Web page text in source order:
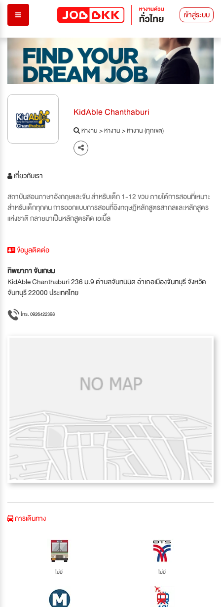
เข้าสู่ระบบ
KidAble Chanthaburi
หางาน>หางาน>หางาน (ทุกเขต)
เกี่ยวกับเรา
สถาบันสอนภาษาอังกฤษและจีน สำหรับเด็ก 1-12 ขวบ ภายใต้การสอนที่เหมาะ
สำหรับเด็กทุกคน การออกแบบการสอนที่อิงทฤษฏีหลักสูตรสากลและหลักสูตร
แห่งชาติ กลายมาเป็นหลักสูตรคิด เอเบิ้ล
ข้อมูลติดต่อ
ทิพยาภา จันเกษม
KidAble Chanthaburi 236 ม.9 ตำบลจันทนิมิต อำเภอเมืองจันทบุรี จังหวัด
จันทบุรี 22000 ประเทศไทย
โทร. 0926422398
การเดินทาง
ไม่มี ไม่มี